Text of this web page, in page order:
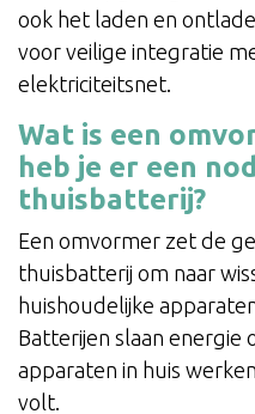
ook het laden en
voor veilige integratie
elektriciteitsnet.
Wat is een
heb je er een
thuisbatterij?
Een omvormer zet de
thuisbatterij om naar
huishoudelijke
Batterijen slaan energie
apparaten in huis
volt.